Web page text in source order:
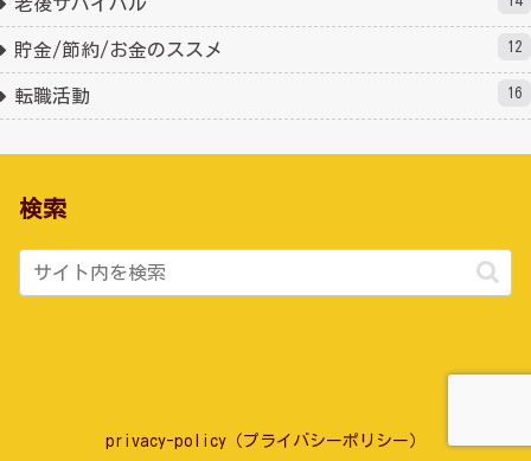
老後サバイバル
貯金/節約/お金のススメ 12
転職活動 16
検索
privacy-policy（プライバシーポリシー）